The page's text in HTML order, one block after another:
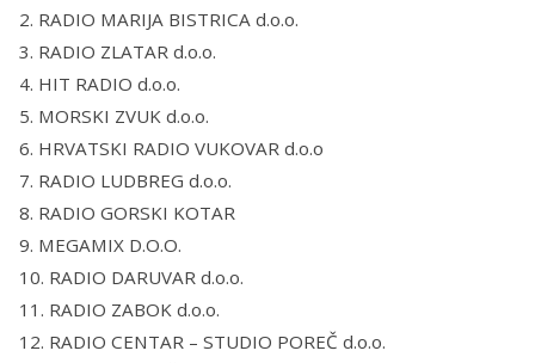
2. RADIO MARIJA BISTRICA d.o.o.
3. RADIO ZLATAR d.o.o.
4. HIT RADIO d.o.o.
5. MORSKI ZVUK d.o.o.
6. HRVATSKI RADIO VUKOVAR d.o.o
7. RADIO LUDBREG d.o.o.
8. RADIO GORSKI KOTAR
9. MEGAMIX D.O.O.
10. RADIO DARUVAR d.o.o.
11. RADIO ZABOK d.o.o.
12. RADIO CENTAR – STUDIO POREČ d.o.o.